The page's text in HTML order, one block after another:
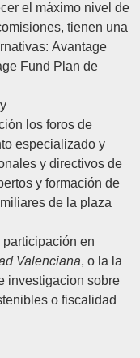
el máximo nivel de
tienen una
Avantage
Fund Plan de
los foros de
especializado y
y directivos de
y formación de
de la plaza
en
Valenciana, o la la
investigacion sobre
o fiscalidad